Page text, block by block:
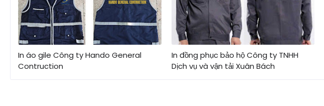
In áo gile Công ty Hando General
Contruction
In đồng phục bảo hộ Công ty TNHH
Dịch vụ và vận tải Xuân Bách